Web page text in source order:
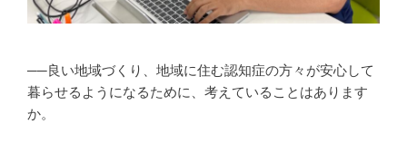
──良い地域づくり、地域に住む認知症の方々が安心して
暮らせるようになるために、考えていることはあります
か。